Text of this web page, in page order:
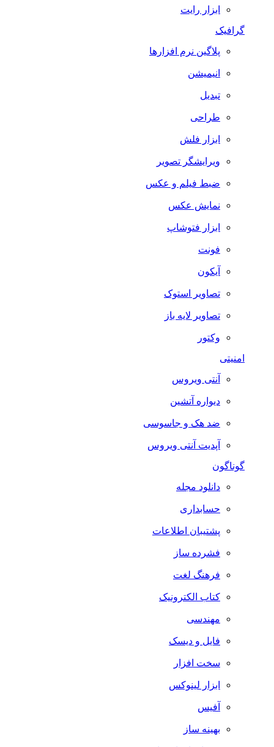
ابزار رایت
گرافیک
پلاگین نرم افزارها
انیمیشن
تبدیل
طراحی
ابزار فلش
ویرایشگر تصویر
ضبط فيلم و عكس
نمایش عکس
ابزار فتوشاپ
فونت
آیکون
تصاویر استوک
تصاویر لایه باز
وکتور
آنتی ویروس
دیواره آتشین
ضد هک و جاسوسی
آپدیت آنتی ویروس
گوناگون
دانلود مجله
حسابداری
پشتیبان اطلاعات
فشرده ساز
فرهنگ لغت
کتاب الکترونیک
مهندسی
فایل و دیسک
سخت افزار
ابزار لینوکس
آفیس
بهینه ساز